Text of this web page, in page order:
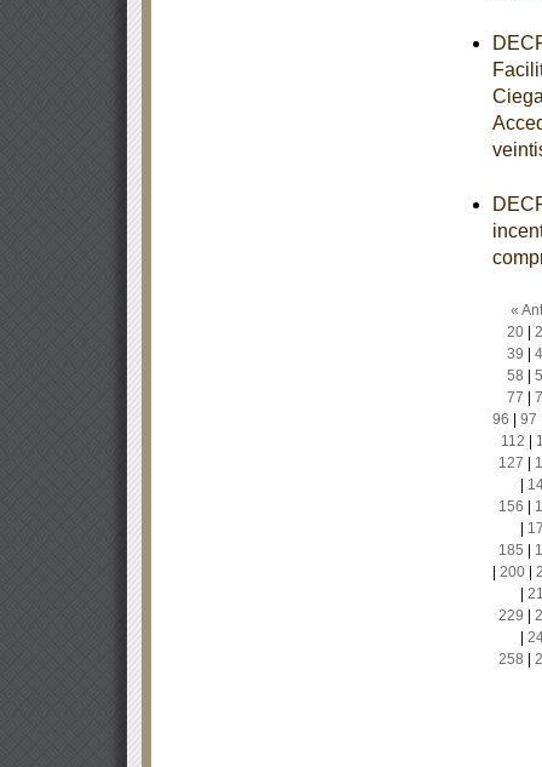
«
20|
39
58
77
96
97
112
127
156
185
200|
229
258